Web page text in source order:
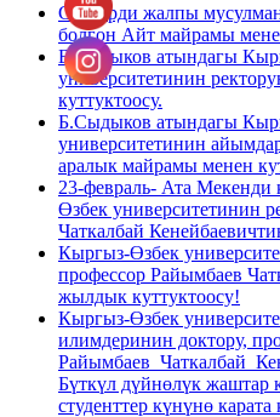
Сиздерди жалпы
болгон Айт майрамы
Б.Сыдыков атындагы
университетинин
куттуктоосу.
Б.Сыдыков атындагы
университетинин
аралык майрамы менен
23-февраль- Ата Мекенди
Өзбек университетинин
Чаткалбай
Кыргыз-Өзбек
профессор Райымбаев
жылдык куттуктоосу!
Кыргыз-Өзбек
илимдеринин доктору,
Бүткүл дүйнөлүк жаштар
студенттер күнүнө карата